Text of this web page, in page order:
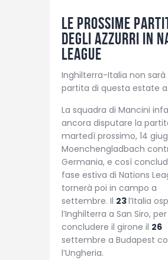
Le prossime
degli Azzurri in
League
Inghilterra-Italia non sarà
partita di questa estate
La squadra di Mancini
ancora disputare la
martedì prossimo, 14
Moenchengladbach
Germania, e così
fase estiva di Nations
tornerà poi in campo a
settembre. Il 23l’Italia
l’Inghilterra a San Siro, per
concludere il girone il 26
settembre a Budapest
l’Ungheria.